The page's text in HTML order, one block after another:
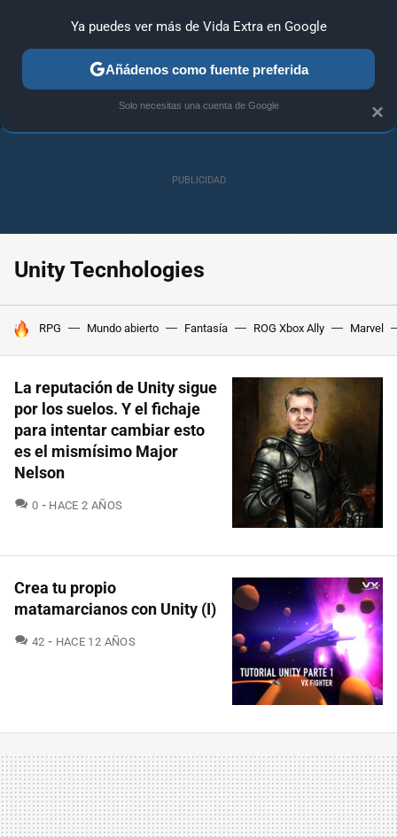
ANÁLISIS GUÍAS Y TRUCOS PC SONY NINTENDO
Unity Tecnhologies
HOY SE HABLA DE
RPG Mundo abierto Fantasía ROG Xbox Ally Marvel
La reputación de Unity sigue
por los suelos. Y el fichaje
para intentar cambiar esto
es el mismísimo Major
Nelson
0 COMENTARIOS
HACE 2 AÑOS
Crea tu propio
matamarcianos con Unity (I)
42 COMENTARIOS
HACE 12 AÑOS
×
Ya puedes ver más de Vida Extra en Google
Añádenos como fuente preferida
Solo necesitas una cuenta de Google